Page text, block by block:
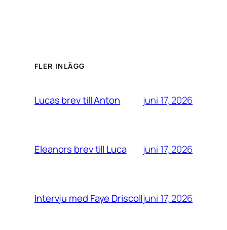
FLER INLÄGG
Lucas brev till Anton juni 17, 2026
Eleanors brev till Luca juni 17, 2026
Intervju med Faye Driscolljuni 17, 2026